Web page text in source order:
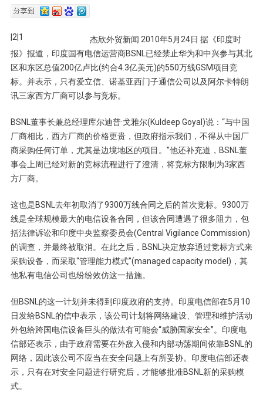
|2|1
杰欣外贸新闻 2010年5月24日 据《印度时
报》报道，印度国有电信运营商BSNL已经禁止华为和中兴参与其北
区和东区总值200亿卢比(约合4.3亿美元)的550万线GSM项目竞
标。并表示，只有爱立信、诺基亚西门子通信公司以及阿尔卡特朗
讯三家西方厂商可以参与竞标。
BSNL董事长兼总经理库尔迪普·戈雅尔(Kuldeep Goyal)说：“与中国
厂商相比，西方厂商的价格更贵，但政府指示我们，不得从中国厂
商采购任何订单，尤其是边境地区的项目。”他还补充道，BSNL董
事会上周已经对新的竞标流程进行了澄清，将竞标方限制为3家西
方厂商。
这也是BSNL去年初取消了9300万线合同之后的首次竞标。9300万
线是全球规模最大的电信设备合同，但该合同遭遇了很多阻力，包
括法律诉讼和印度中央监察委员会(Central Vigilance Commission)
的调查，并最终被取消。在此之后，BSNL决定放弃通过竞标方式来
采购设备，而采取“管理能力模式”(managed capacity model)，其
他私有电信公司也纷纷效仿这一措施。
但BSNL的这一计划并未得到印度政府的支持。印度电信部在5月10
日发给BSNL的信中表示，该公司计划将网络建设、管理和维护活动
外包给跨国电信设备巨头的做法有可能会“威胁国家安全”。印度电
信部还表示，由于政府需要在外敌入侵和内部动荡期间依靠BSNL的
网络，因此该公司不应当在安全问题上有所妥协。印度电信部还表
示，只有在对安全问题进行研究后，才能够批准BSNL新的采购模
式。